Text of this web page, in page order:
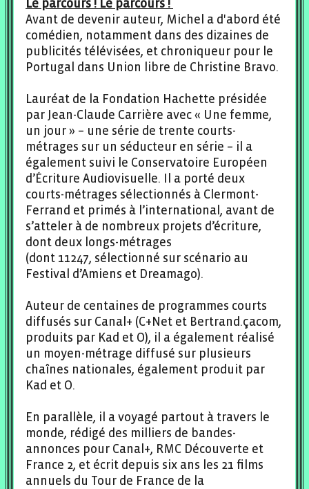
Le parcours ! Le parcours !
Avant de devenir auteur, Michel a d'abord été
comédien, notamment dans des dizaines de
publicités télévisées, et chroniqueur pour le
Portugal dans Union libre de Christine Bravo.
Lauréat de la Fondation Hachette présidée
par Jean-Claude Carrière avec « Une femme,
un jour » – une série de trente courts-
métrages sur un séducteur en série – il a
également suivi le Conservatoire Européen
d’Écriture Audiovisuelle. Il a porté deux
courts-métrages sélectionnés à Clermont-
Ferrand et primés à l’international, avant de
s’atteler à de nombreux projets d’écriture,
dont deux longs-métrages
(dont 11247, sélectionné sur scénario au
Festival d’Amiens et Dreamago).
Auteur de centaines de programmes courts
diffusés sur Canal+ (C+Net et Bertrand.çacom,
produits par Kad et O), il a également réalisé
un moyen-métrage diffusé sur plusieurs
chaînes nationales, également produit par
Kad et O.
En parallèle, il a voyagé partout à travers le
monde, rédigé des milliers de bandes-
annonces pour Canal+, RMC Découverte et
France 2, et écrit depuis six ans les 21 films
annuels du Tour de France de la